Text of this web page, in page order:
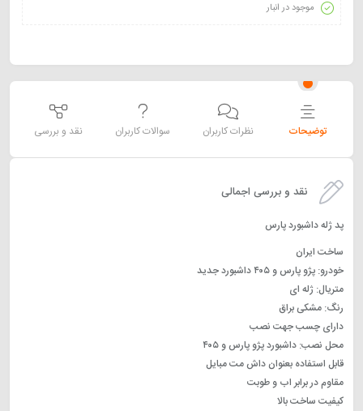
موجود در انبار
توضیحات نظرات کاربران سوالات کاربران نقد و بررسی
نقد و بررسی اجمالی
پد ژله داشبورد پارس
ساخت ایران
خودرو: پژو پارس و ۴۰۵ داشبورد جدید
متریال: ژله ای
رنگ: مشکی براق
دارای چسب جهت نصب
محل نصب: داشبورد پژو پارس و ۴۰۵
قابل استفاده بعنوان داش مت مبایل
مقاوم در برابر اب و طوبت
کیفیت ساخت بالا